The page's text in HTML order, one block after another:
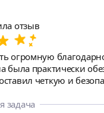
отзыв
огромную
была практически
четкую и
с тростью. Отдельно хочу отметить терпение, чуткое
задача